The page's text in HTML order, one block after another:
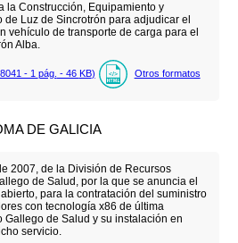
la Construcción, Equipamiento y
Luz de Sincrotrón para adjudicar el
vehículo de transporte de carga para el
Alba.
- 1 pág. - 46 KB) Otros formatos
DE GALICIA
2007, de la División de Recursos
de Salud, por la que se anuncia el
para la contratación del suministro
con tecnología x86 de última
de Salud y su instalación en
servicio.